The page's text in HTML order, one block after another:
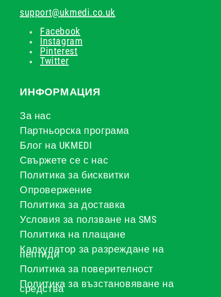
support@ukmedi.co.uk
Facebook
Instagram
Pinterest
Twitter
ИНФОРМАЦИЯ
За нас
Партньорска програма
Блог на UKMEDI
Свържете се с нас
Политика за бисквитки
Опровержение
Политика за доставка
Условия за ползване на SMS
Политика на плащане
Калкулатор за разреждане на
пептиди
Политика за поверителност
Политика за възстановяване на
средства